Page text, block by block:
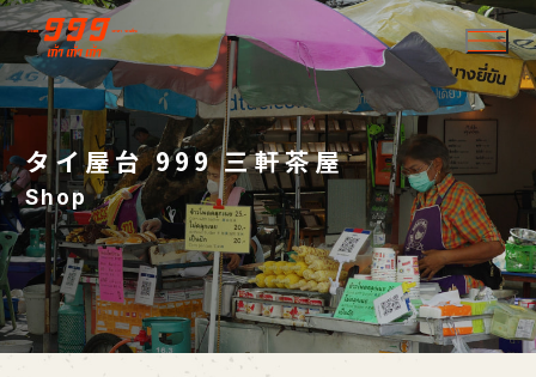
タイ屋台 999 三軒茶屋
Shop